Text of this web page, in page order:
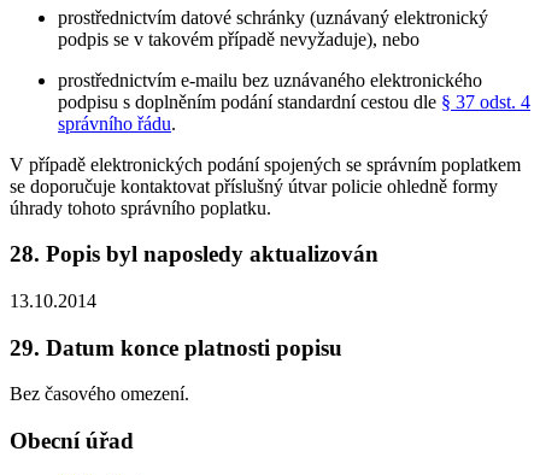
prostřednictvím datové schránky (uznávaný elektronický
podpis se v takovém případě nevyžaduje), nebo
prostřednictvím e-mailu bez uznávaného elektronického
podpisu s doplněním podání standardní cestou dle § 37 odst. 4
správního řádu.
V případě elektronických podání spojených se správním poplatkem
se doporučuje kontaktovat příslušný útvar policie ohledně formy
úhrady tohoto správního poplatku.
28. Popis byl naposledy aktualizován
13.10.2014
29. Datum konce platnosti popisu
Bez časového omezení.
Obecní úřad